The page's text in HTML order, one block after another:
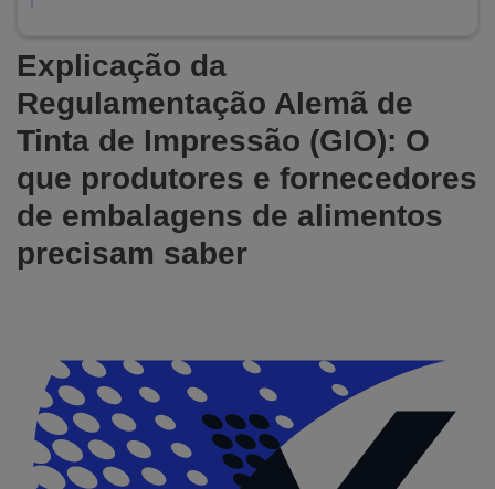
Explicação da
Regulamentação Alemã de
Tinta de Impressão (GIO): O
que produtores e fornecedores
de embalagens de alimentos
precisam saber